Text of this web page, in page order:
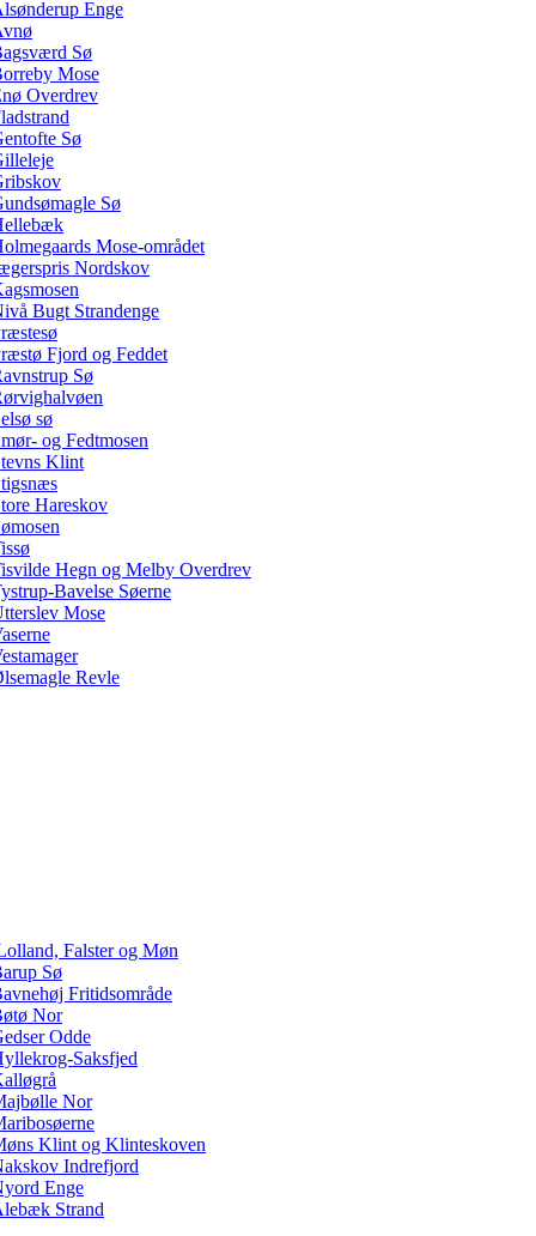
Enge
Sø
Mose
Overdrev
Sø
Sø
Mose-området
Nordskov
Bugt Strandenge
Fjord og Feddet
Sø
sø
og Fedtmosen
Klint
Hareskov
Hegn og Melby Overdrev
Bavelse Søerne
Mose
Revle
Falster og Møn
Sø
Fritidsområde
Nor
Odde
Saksfjed
Nor
Klint og Klinteskoven
Indrefjord
Enge
Strand